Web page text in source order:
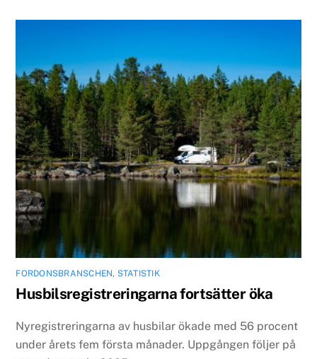
FORDONSBRANSCHEN, STATISTIK
Husbilsregistreringarna fortsätter öka
Nyregistreringarna av husbilar ökade med 56 procent
under årets fem första månader. Uppgången följer på